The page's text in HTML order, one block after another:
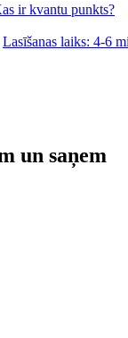
ir kvantu punkts?
Lasīšanas laiks: 4-6
un saņem